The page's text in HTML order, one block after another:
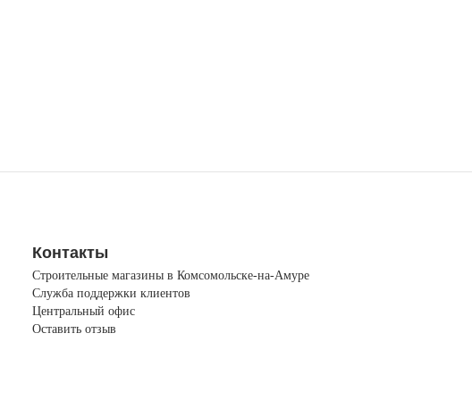
Контакты
Строительные магазины в Комсомольске-на-Амуре
Служба поддержки клиентов
Центральный офис
Оставить отзыв